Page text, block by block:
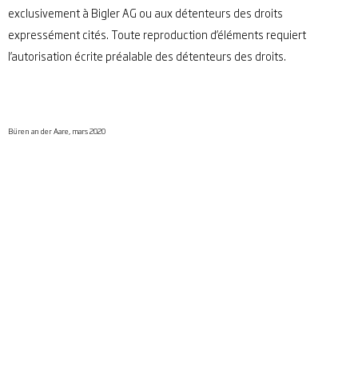
exclusivement à Bigler AG ou aux détenteurs des droits
expressément cités. Toute reproduction d’éléments requiert
l’autorisation écrite préalable des détenteurs des droits.
Büren an der Aare, mars 2020